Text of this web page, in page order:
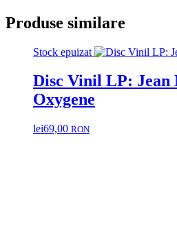
Produse similare
Stock epuizat
Disc Vinil LP: Jean
Oxygene
lei69,00 RON